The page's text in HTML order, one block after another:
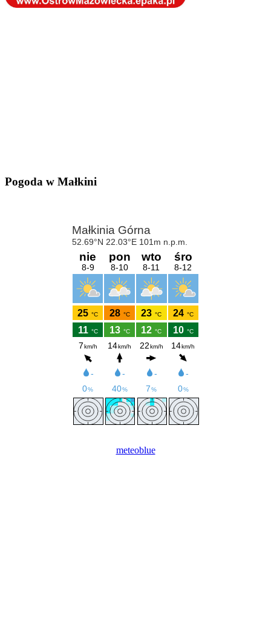
Pogoda w Małkini
meteoblue